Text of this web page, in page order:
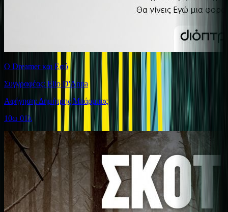
Ο Dreamer και Εσύ
Συγγραφέας: Elio D'Anna
Αφήγηση: Δημήτρης Μπάρμπας
10ω 01λ